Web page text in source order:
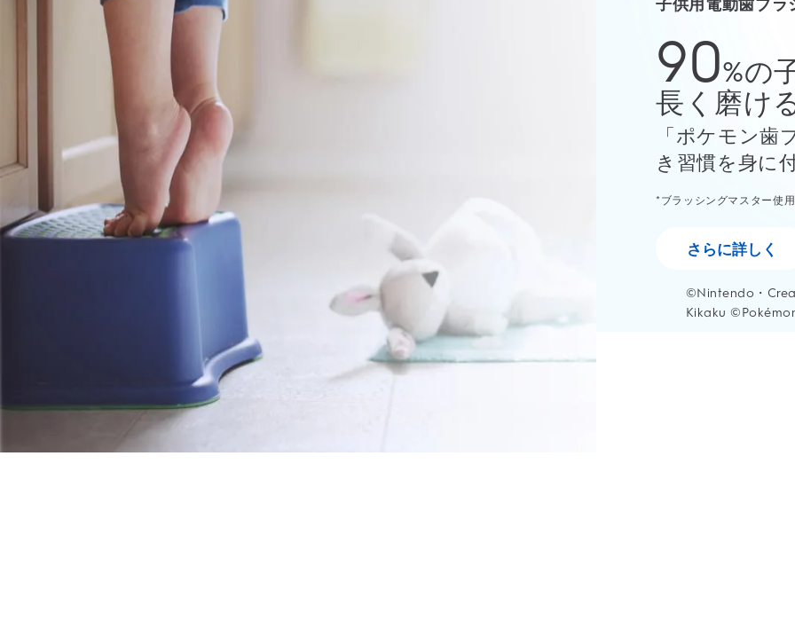
子供用電動歯ブラ
90%の
長く磨け
「ポケモン
き習慣を身に
*ブラッシングマスター使
さらに詳しく
©Nintendo・
Kikaku